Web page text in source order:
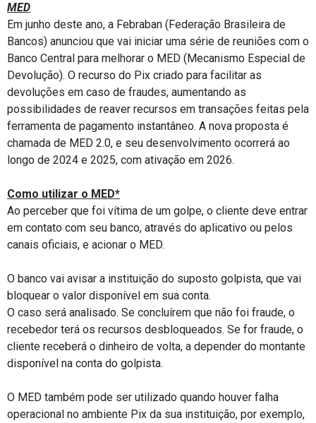
MED
Em junho deste ano, a Febraban (Federação Brasileira de
Bancos) anunciou que vai iniciar uma série de reuniões com o
Banco Central para melhorar o MED (Mecanismo Especial de
Devolução). O recurso do Pix criado para facilitar as
devoluções em caso de fraudes, aumentando as
possibilidades de reaver recursos em transações feitas pela
ferramenta de pagamento instantâneo. A nova proposta é
chamada de MED 2.0, e seu desenvolvimento ocorrerá ao
longo de 2024 e 2025, com ativação em 2026.
Como utilizar o MED*
Ao perceber que foi vítima de um golpe, o cliente deve entrar
em contato com seu banco, através do aplicativo ou pelos
canais oficiais, e acionar o MED.
O banco vai avisar a instituição do suposto golpista, que vai
bloquear o valor disponível em sua conta.
O caso será analisado. Se concluírem que não foi fraude, o
recebedor terá os recursos desbloqueados. Se for fraude, o
cliente receberá o dinheiro de volta, a depender do montante
disponível na conta do golpista.
O MED também pode ser utilizado quando houver falha
operacional no ambiente Pix da sua instituição, por exemplo,